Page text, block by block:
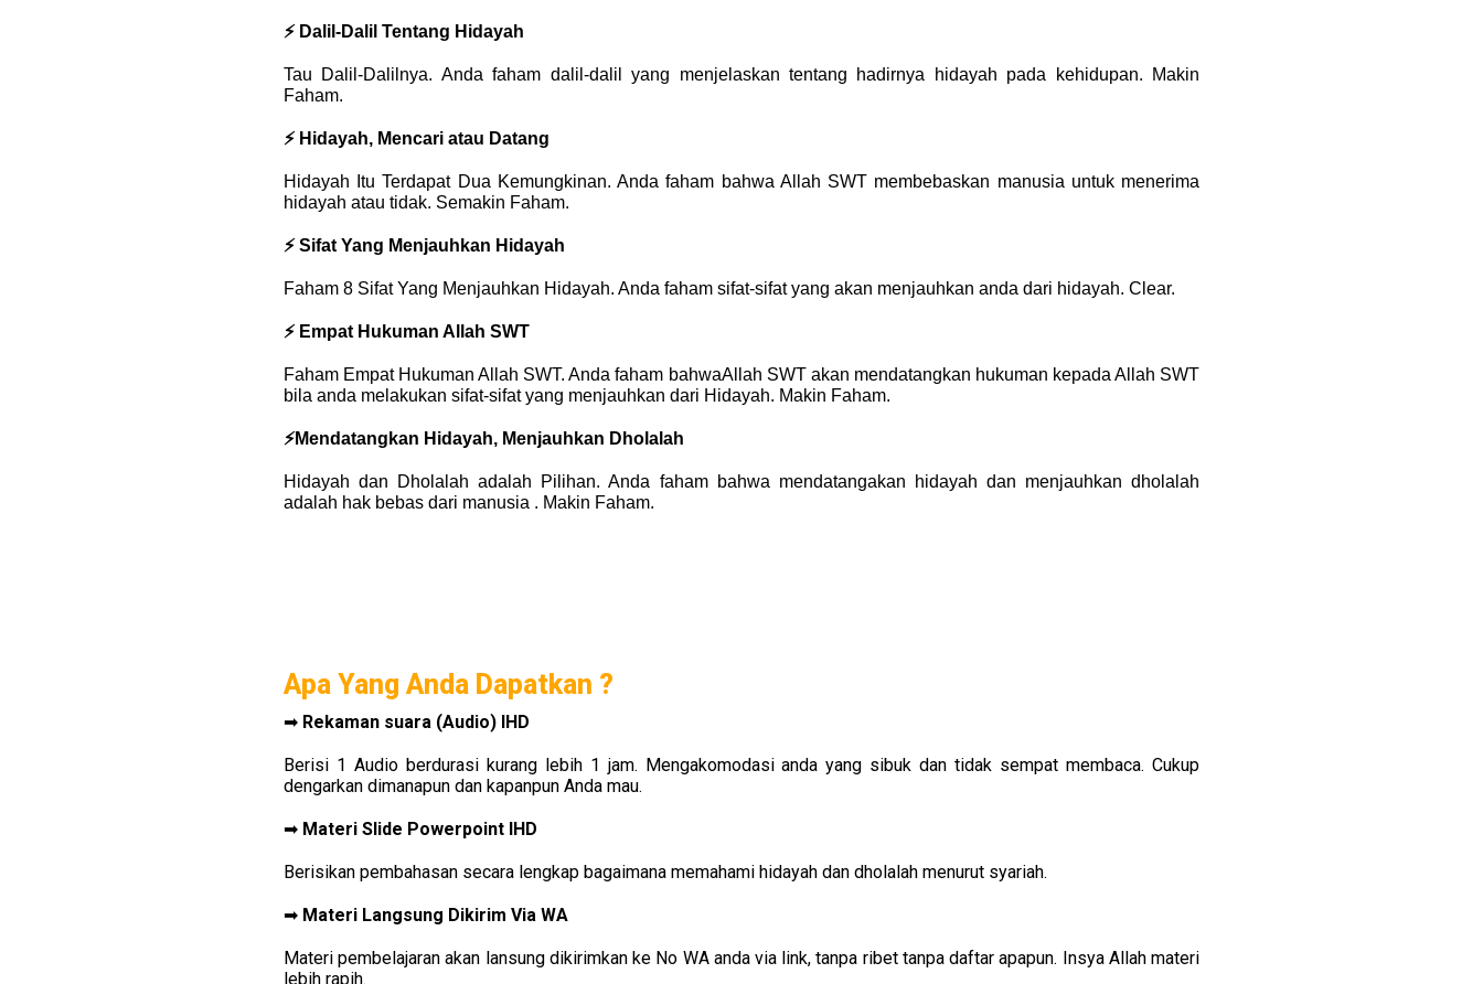
⚡ Dalil-Dalil Tentang Hidayah
Tau Dalil-Dalilnya. Anda faham dalil-dalil yang menjelaskan tentang hadirnya hidayah pada kehidupan. Makin
Faham.
⚡ Hidayah, Mencari atau Datang
Hidayah Itu Terdapat Dua Kemungkinan. Anda faham bahwa Allah SWT membebaskan manusia untuk menerima
hidayah atau tidak. Semakin Faham.
⚡ Sifat Yang Menjauhkan Hidayah
Faham 8 Sifat Yang Menjauhkan Hidayah. Anda faham sifat-sifat yang akan menjauhkan anda dari hidayah. Clear.
⚡ Empat Hukuman Allah SWT
Faham Empat Hukuman Allah SWT. Anda faham bahwaAllah SWT akan mendatangkan hukuman kepada Allah SWT
bila anda melakukan sifat-sifat yang menjauhkan dari Hidayah. Makin Faham.
⚡Mendatangkan Hidayah, Menjauhkan Dholalah
Hidayah dan Dholalah adalah Pilihan. Anda faham bahwa mendatangakan hidayah dan menjauhkan dholalah
adalah hak bebas dari manusia . Makin Faham.
Apa Yang Anda Dapatkan ?
➡ Rekaman suara (Audio) IHD
Berisi 1 Audio berdurasi kurang lebih 1 jam. Mengakomodasi anda yang sibuk dan tidak sempat membaca. Cukup
dengarkan dimanapun dan kapanpun Anda mau.
➡ Materi Slide Powerpoint IHD
Berisikan pembahasan secara lengkap bagaimana memahami hidayah dan dholalah menurut syariah.
➡ Materi Langsung Dikirim Via WA
Materi pembelajaran akan lansung dikirimkan ke No WA anda via link, tanpa ribet tanpa daftar apapun. Insya Allah materi
lebih rapih.